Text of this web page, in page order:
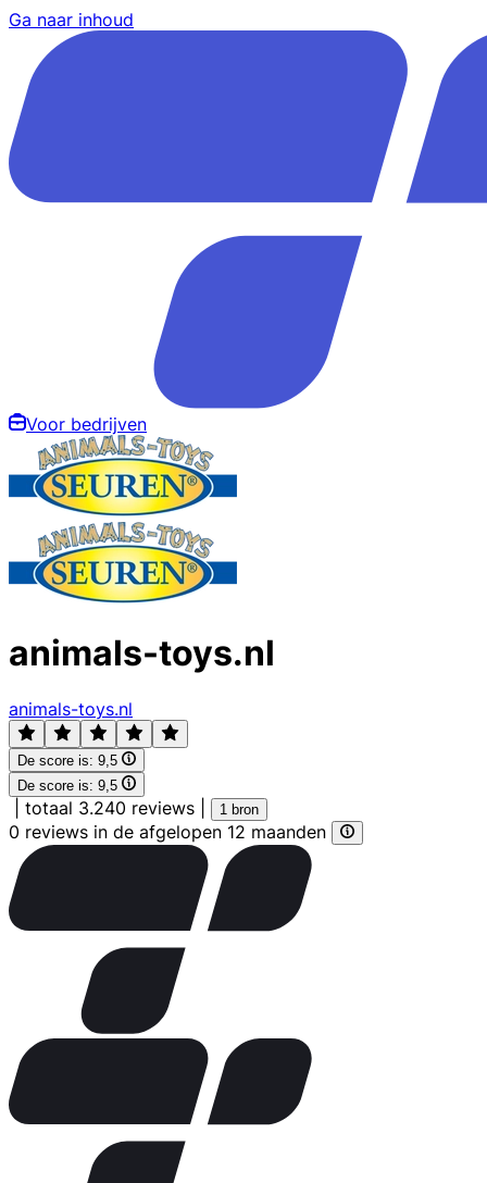
Ga naar inhoud
Voor bedrijven
animals-toys.nl
animals-toys.nl
De score is: 9,5
De score is: 9,5
totaal 3.240 reviews 1 bron
0 reviews in de afgelopen 12 maanden